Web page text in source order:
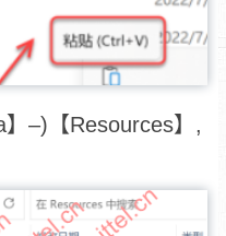
–)【Resources】,